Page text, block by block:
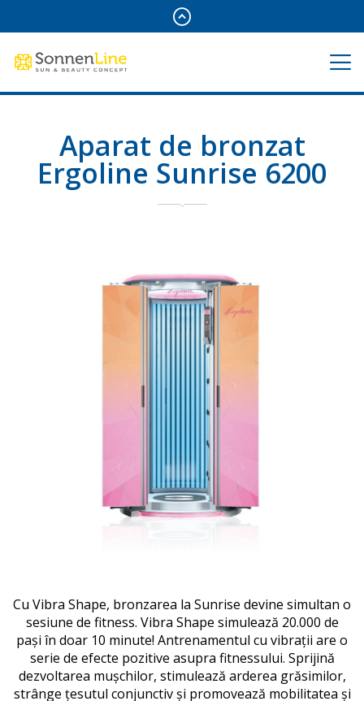
Aparat de bronzat
Ergoline Sunrise 6200
Cu Vibra Shape, bronzarea la Sunrise devine simultan o
sesiune de fitness. Vibra Shape simulează 20.000 de
pași în doar 10 minute! Antrenamentul cu vibrații are o
serie de efecte pozitive asupra fitnessului. Sprijină
dezvoltarea mușchilor, stimulează arderea grăsimilor,
strânge țesutul conjunctiv și promovează mobilitatea și